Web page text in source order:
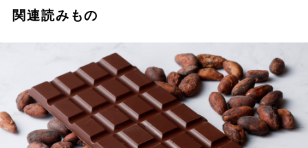
関連読みもの